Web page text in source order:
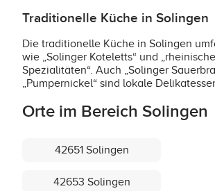
Traditionelle Küche in Solingen
Die traditionelle Küche in Solingen
wie „Solinger Koteletts“ und „rheinische
Spezialitäten“. Auch „Solinger
„Pumpernickel“ sind lokale
Orte im Bereich Solingen
42651 Solingen
42653 Solingen